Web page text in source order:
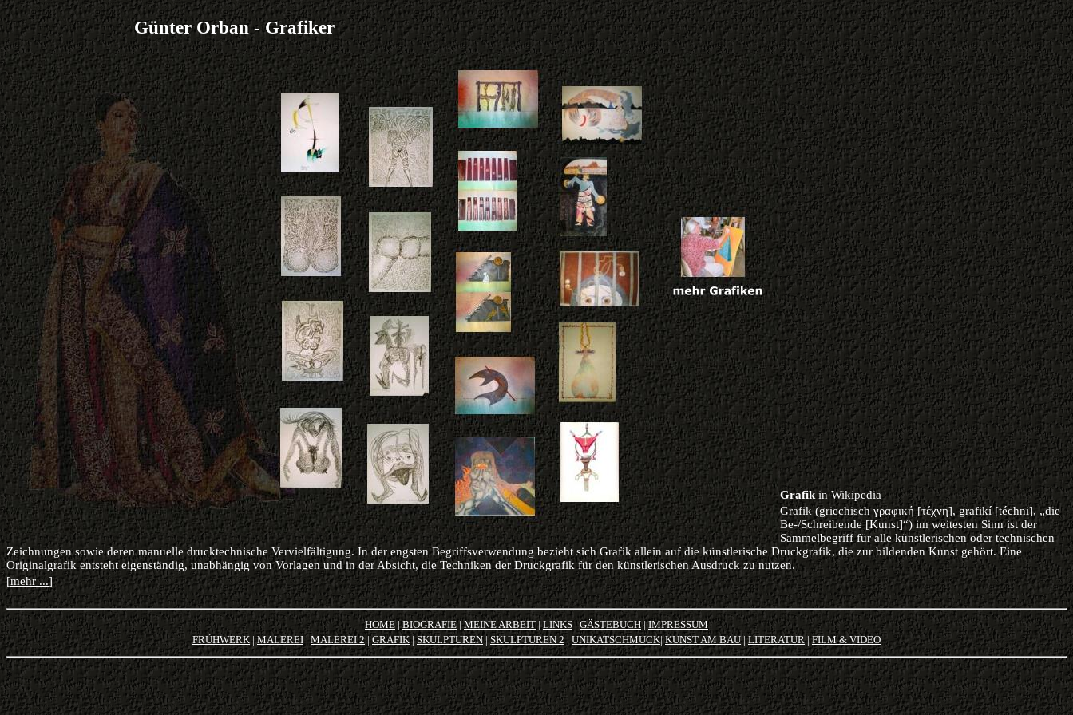
Günter Orban - Grafiker
Grafik in Wikipedia
Grafik (griechisch γραφική [τέχνη], grafikí [téchni], „die
Be-/Schreibende [Kunst]“) im weitesten Sinn ist der
Sammelbegriff für allekünstlerischenodertechnischen
Zeichnungensowie deren manuelle drucktechnische Vervielfältigung. In der engsten Begriffsverwendung bezieht sich Grafik allein auf die künstlerische Druckgrafik, die zurbildenden Kunst gehört. Eine
Originalgrafik entsteht eigenständig, unabhängig von Vorlagen und in der Absicht, die Techniken der Druckgrafik für den künstlerischen Ausdruck zu nutzen.
[mehr ...]
HOME|BIOGRAFIE|MEINE ARBEIT |LINKS |GÄSTEBUCH|IMPRESSUM
FRÜHWERK |MALEREI |MALEREI 2 |GRAFIK|SKULPTUREN| SKULPTUREN 2 | UNIKATSCHMUCK|KUNST AM BAU|LITERATUR|FILM & VIDEO
*